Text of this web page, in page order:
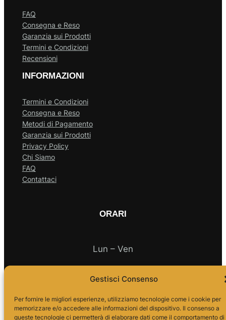
Gestisci Consenso
Per fornire le migliori esperienze, utilizziamo tecnologie come i cookie per
memorizzare e/o accedere alle informazioni del dispositivo. Il consenso a
queste tecnologie ci permetterà di elaborare dati come il comportamento di
FAQ
Consegna e Reso
Garanzia sui Prodotti
Termini e Condizioni
Recensioni
INFORMAZIONI
Termini e Condizioni
Consegna e Reso
Metodi di Pagamento
Garanzia sui Prodotti
Privacy Policy
Chi Siamo
FAQ
Contattaci
ORARI
Lun – Ven
10.00 – 18.00